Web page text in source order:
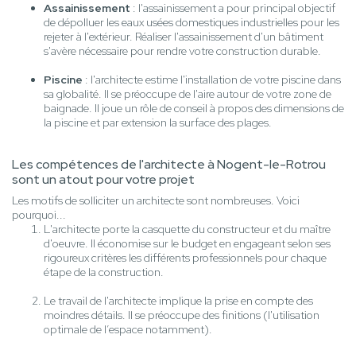
Assainissement : l'assainissement a pour principal objectif
de dépolluer les eaux usées domestiques industrielles pour les
rejeter à l'extérieur. Réaliser l'assainissement d'un bâtiment
s'avère nécessaire pour rendre votre construction durable.
Piscine : l'architecte estime l'installation de votre piscine dans
sa globalité. Il se préoccupe de l'aire autour de votre zone de
baignade. Il joue un rôle de conseil à propos des dimensions de
la piscine et par extension la surface des plages.
Les compétences de l'architecte à Nogent-le-Rotrou
sont un atout pour votre projet
Les motifs de solliciter un architecte sont nombreuses. Voici
pourquoi...
L'architecte porte la casquette du constructeur et du maître
d'oeuvre. Il économise sur le budget en engageant selon ses
rigoureux critères les différents professionnels pour chaque
étape de la construction.
Le travail de l'architecte implique la prise en compte des
moindres détails. Il se préoccupe des finitions (l'utilisation
optimale de l’espace notamment).